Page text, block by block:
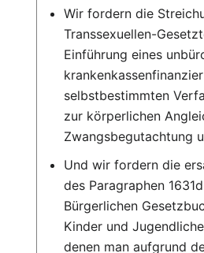
Wir fordern die
Transsexuellen-
Einführung eines
selbstbestimmten
zur körperlichen
Zwangsbegutachtung
Und wir fordern die
des Paragraphen
Bürgerlichen
Kinder und
denen man aufgrund